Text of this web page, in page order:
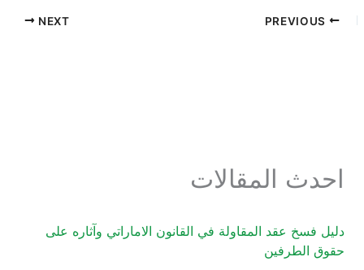
NEXT
احدث المقالات
دليل فسخ عقد المقاولة في القانون الاماراتي وآثاره على
حقوق الطرفين